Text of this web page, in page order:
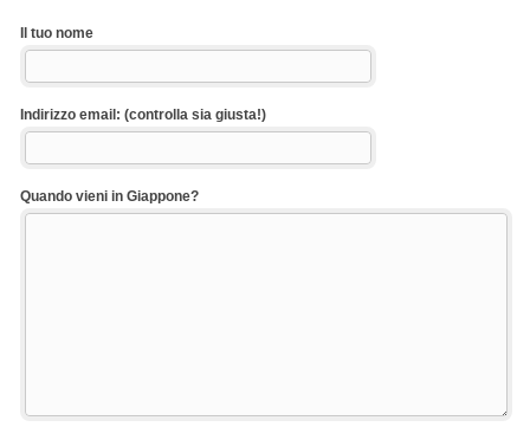
Il tuo nome
Indirizzo email: (controlla sia giusta!)
Quando vieni in Giappone?